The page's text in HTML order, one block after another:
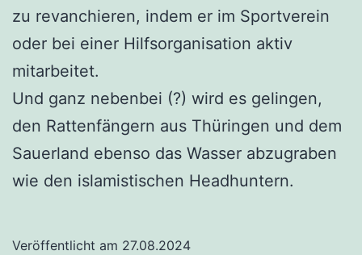
zu revanchieren, indem er im Sportverein
oder bei einer Hilfsorganisation aktiv
mitarbeitet.
Und ganz nebenbei (?) wird es gelingen,
den Rattenfängern aus Thüringen und dem
Sauerland ebenso das Wasser abzugraben
wie den islamistischen Headhuntern.
Veröffentlicht am 27.08.2024